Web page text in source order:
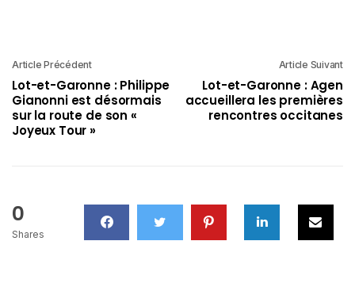
Article Précédent
Lot-et-Garonne : Philippe
Gianonni est désormais
sur la route de son «
Joyeux Tour »
Article Suivant
Lot-et-Garonne : Agen
accueillera les premières
rencontres occitanes
0
Shares